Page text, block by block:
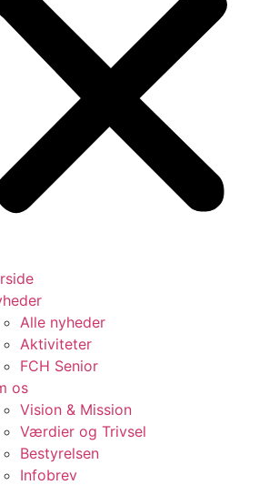
Alle nyheder
Aktiviteter
FCH Senior
os
Vision & Mission
Værdier og Trivsel
Bestyrelsen
Infobrev